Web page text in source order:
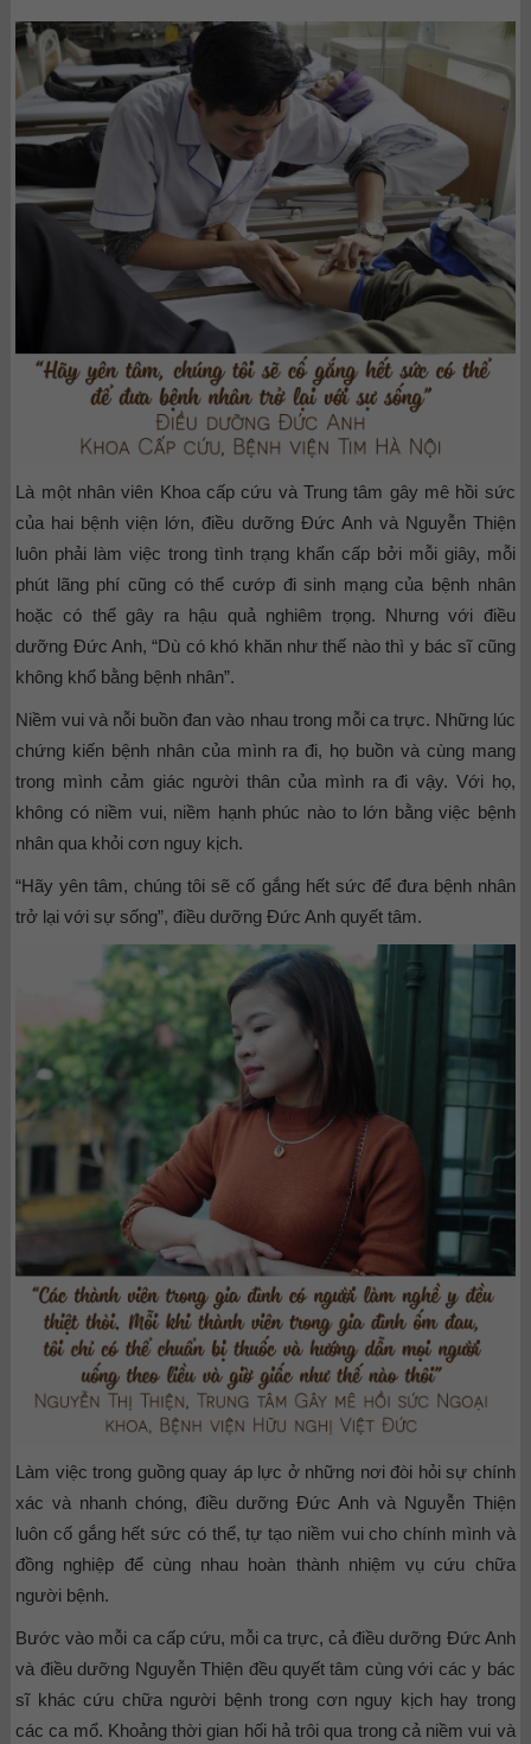
Là một nhân viên Khoa cấp cứu và Trung tâm gây mê hồi sức
của hai bệnh viện lớn, điều dưỡng Đức Anh và Nguyễn Thiện
luôn phải làm việc trong tình trạng khẩn cấp bởi mỗi giây, mỗi
phút lãng phí cũng có thể cướp đi sinh mạng của bệnh nhân
hoặc có thể gây ra hậu quả nghiêm trọng. Nhưng với điều
dưỡng Đức Anh, “Dù có khó khăn như thế nào thì y bác sĩ cũng
không khổ bằng bệnh nhân”.
Niềm vui và nỗi buồn đan vào nhau trong mỗi ca trực. Những lúc
chứng kiến bệnh nhân của mình ra đi, họ buồn và cùng mang
trong mình cảm giác người thân của mình ra đi vậy. Với họ,
không có niềm vui, niềm hạnh phúc nào to lớn bằng việc bệnh
nhân qua khỏi cơn nguy kịch.
“Hãy yên tâm, chúng tôi sẽ cố gắng hết sức để đưa bệnh nhân
trở lại với sự sống”, điều dưỡng Đức Anh quyết tâm.
Làm việc trong guồng quay áp lực ở những nơi đòi hỏi sự chính
xác và nhanh chóng, điều dưỡng Đức Anh và Nguyễn Thiện
luôn cố gắng hết sức có thể, tự tạo niềm vui cho chính mình và
đồng nghiệp để cùng nhau hoàn thành nhiệm vụ cứu chữa
người bệnh.
Bước vào mỗi ca cấp cứu, mỗi ca trực, cả điều dưỡng Đức Anh
và điều dưỡng Nguyễn Thiện đều quyết tâm cùng với các y bác
sĩ khác cứu chữa người bệnh trong cơn nguy kịch hay trong
các ca mổ. Khoảng thời gian hối hả trôi qua trong cả niềm vui và